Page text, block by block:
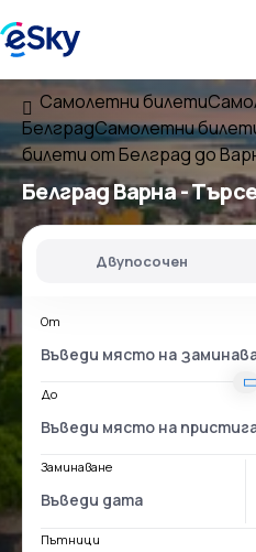
Самолетни билети
БелградСамолетни
билети от Белград до
Белград Варна-
Двупосочен
От
До
Заминаване
Пътници